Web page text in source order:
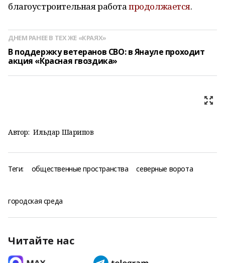
благоустроительная работапродолжается.
ДНЕМ РАНЕЕ В ТЕХ ЖЕ «КРАЯХ»
В поддержку ветеранов СВО: в Янауле проходит
акция «Красная гвоздика»
Автор: Ильдар Шарипов
Теги: общественные пространства северные ворота
городская среда
Читайте нас